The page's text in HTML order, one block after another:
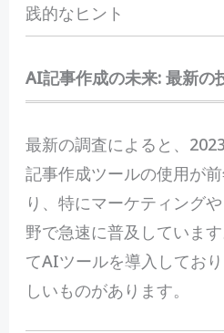
践的なヒント
AI記事作成の未来: 最新の
最新の調査によると、
記事作成ツールの使用が
り、特にマーケティング
野で急速に普及していま
てAIツールを導入してお
しいものがあります。